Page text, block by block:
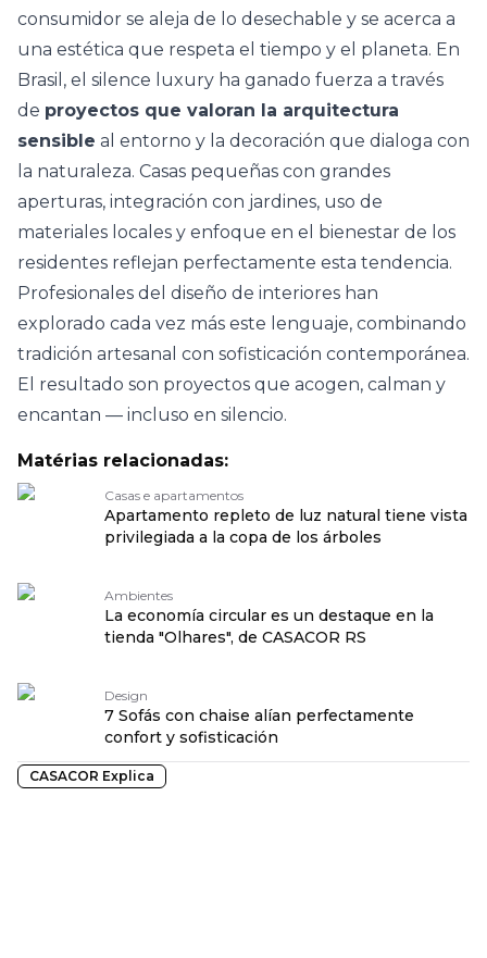
consumidor se aleja de lo desechable y se acerca a
una estética que respeta el tiempo y el planeta. En
Brasil, el silence luxury ha ganado fuerza a través
de proyectos que valoran la arquitectura
sensible al entorno y la decoración que dialoga con
la naturaleza. Casas pequeñas con grandes
aperturas, integración con jardines, uso de
materiales locales y enfoque en el bienestar de los
residentes reflejan perfectamente esta tendencia.
Profesionales del diseño de interiores han
explorado cada vez más este lenguaje, combinando
tradición artesanal con sofisticación contemporánea.
El resultado son proyectos que acogen, calman y
encantan — incluso en silencio.
Matérias relacionadas:
Casas e apartamentos
Apartamento repleto de luz natural tiene vista
privilegiada a la copa de los árboles
Ambientes
La economía circular es un destaque en la
tienda "Olhares", de CASACOR RS
Design
7 Sofás con chaise alían perfectamente
confort y sofisticación
CASACOR Explica